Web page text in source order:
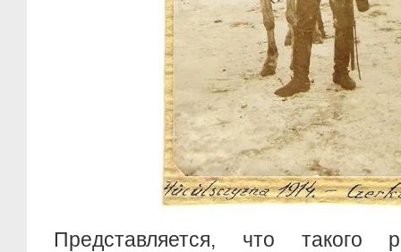
Представляется, что такого